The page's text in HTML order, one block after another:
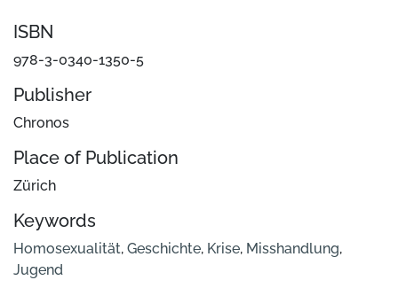
ISBN
978-3-0340-1350-5
Publisher
Chronos
Place of Publication
Zürich
Keywords
Homosexualität, Geschichte, Krise, Misshandlung,
Jugend